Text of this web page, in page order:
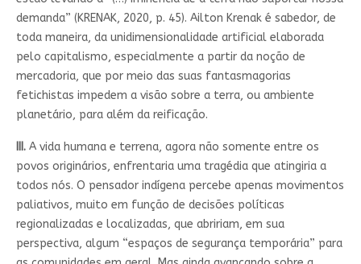
demanda” (KRENAK, 2020, p. 45). Ailton Krenak é sabedor, de
toda maneira, da unidimensionalidade artificial elaborada
pelo capitalismo, especialmente a partir da noção de
mercadoria, que por meio das suas fantasmagorias
fetichistas impedem a visão sobre a terra, ou ambiente
planetário, para além da reificação.
III. A vida humana e terrena, agora não somente entre os
povos originários, enfrentaria uma tragédia que atingiria a
todos nós. O pensador indígena percebe apenas movimentos
paliativos, muito em função de decisões políticas
regionalizadas e localizadas, que abririam, em sua
perspectiva, algum “espaços de segurança temporária” para